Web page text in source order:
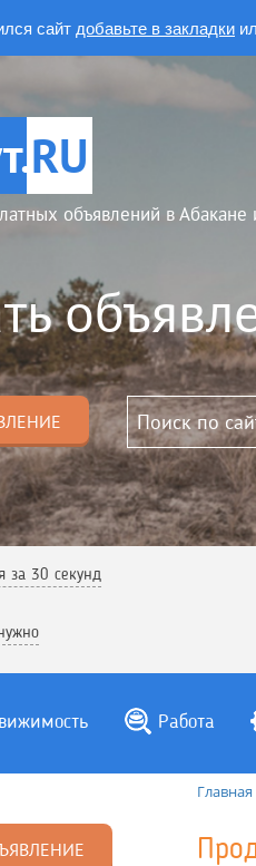
сайт добавьте в закладки
RU
объявлений в Абакане
за 30 секунд
Работа
Главная